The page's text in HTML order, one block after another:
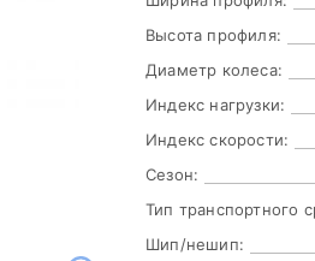
Высота профиля:
Диаметр колеса:
Индекс нагрузки:
Индекс скорости:
Сезон:
Тип транспортного
Шип/нешип: